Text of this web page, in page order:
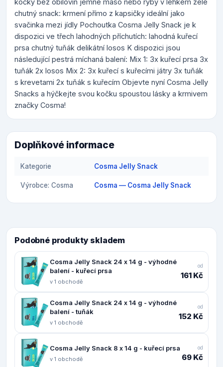
kočky bez obilovin jemné maso nebo ryby v lehkém želé
chutný snack: krmení přímo z kapsičky ideální jako
svačinka mezi jídly Pochoutka Cosma Jelly Snack je k
dispozici ve třech lahodných příchutích: lahodná kuřecí
prsa chutný tuňák delikátní losos K dispozici jsou
následující pestrá míchaná balení: Mix 1: 3x kuřecí prsa 3x
tuňák 2x losos Mix 2: 3x kuřecí s kuřecími játry 3x tuňák
s krevetami 2x tuňák s kuřecím Objevte nyní Cosma Jelly
Snacks a hýčkejte svou kočku spoustou lásky a krmivem
značky Cosma!
Doplňkové informace
Kategorie Cosma Jelly Snack
Výrobce: Cosma Cosma — Cosma Jelly Snack
Podobné produkty skladem
Cosma Jelly Snack 24 x 14 g - výhodné
balení - kuřecí prsa
v 1 obchodě
od
161 Kč
Cosma Jelly Snack 24 x 14 g - výhodné
balení - tuňák
v 1 obchodě
od
152 Kč
Cosma Jelly Snack 8 x 14 g - kuřecí prsa
v 1 obchodě
od
69 Kč